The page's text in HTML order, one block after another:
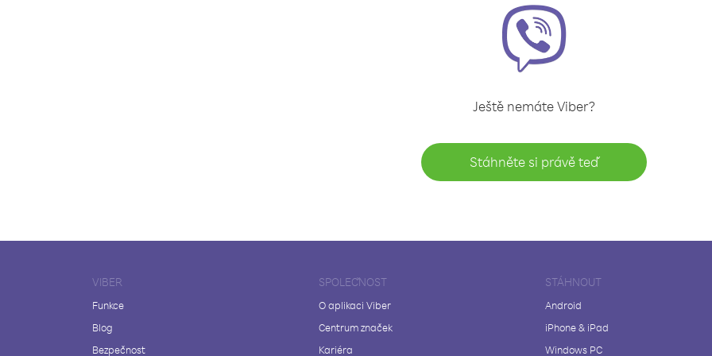
Ještě nemáte Viber?
Stáhněte si právě teď
VIBER
Funkce
Blog
Bezpečnost
SPOLEČNOST
O aplikaci Viber
Centrum značek
Kariéra
STÁHNOUT
Android
iPhone & iPad
Windows PC